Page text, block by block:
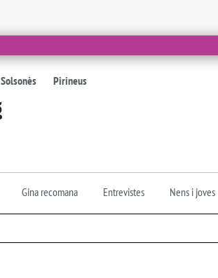
Solsonès Pirineus
Gina recomana Entrevistes Nens i joves